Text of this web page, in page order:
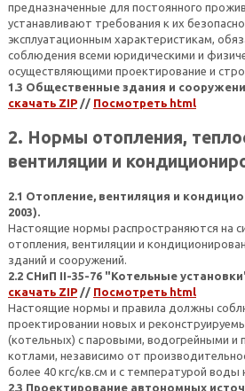
предназначенные для постоянного
устанавливают требования к их
эксплуатационным характеристикам,
соблюдения всеми юридическими и
осуществляющими проектирование и
1.3 Общественные здания и
скачать ZIP // Посмотреть html
2. Нормы отопления,
вентиляции и
2.1 Отопление, вентиляция и
2003).
Настоящие нормы распространяются на
отопления, вентиляции и
зданий и сооружений.
2.2 СНиП II-35-76 "Котельные
скачать ZIP // Посмотреть html
Настоящие нормы и правила должны
проектировании новых и
(котельных) с паровыми, водогрейными и
котлами, независимо от
более 40 кгс/кв.cм и с температурой воды
2.3 Проектирование автономных